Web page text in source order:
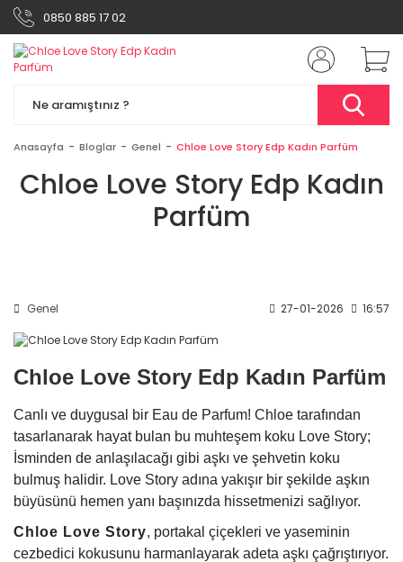
0850 885 17 02
Anasayfa Bloglar Genel Chloe Love Story Edp Kadın Parfüm
Chloe Love Story Edp Kadın
Parfüm
Genel 27-01-2026 16:57
Chloe Love Story Edp Kadın Parfüm
Canlı ve duygusal bir Eau de Parfum! Chloe tarafından
tasarlanarak hayat bulan bu muhteşem koku Love Story;
İsminden de anlaşılacağı gibi aşkı ve şehvetin koku
bulmuş halidir. Love Story adına yakışır bir şekilde aşkın
büyüsünü hemen yanı başınızda hissetmenizi sağlıyor.
Chloe Love Story, portakal çiçekleri ve yaseminin
cezbedici kokusunu harmanlayarak adeta aşkı çağrıştırıyor.